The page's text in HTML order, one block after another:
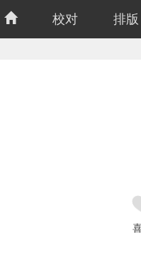
校对 排版